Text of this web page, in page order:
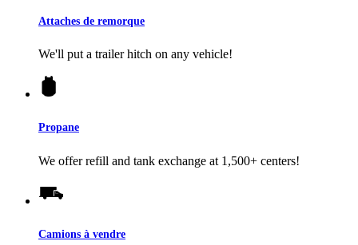
Attaches de remorque
We'll put a trailer hitch on any vehicle!
Propane
We offer refill and tank exchange at 1,500+ centers!
Camions à vendre